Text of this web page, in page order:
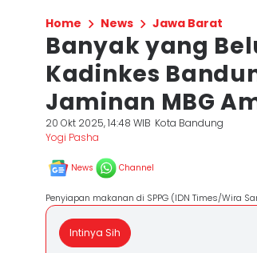
Home News Jawa Barat
Banyak yang
Kadinkes
Jaminan MBG
20 Okt 2025, 14:48 WIB Kota Bandung
Yogi Pasha
News Channel
Penyiapan makanan di SPPG (IDN Times/Wira
Intinya Sih